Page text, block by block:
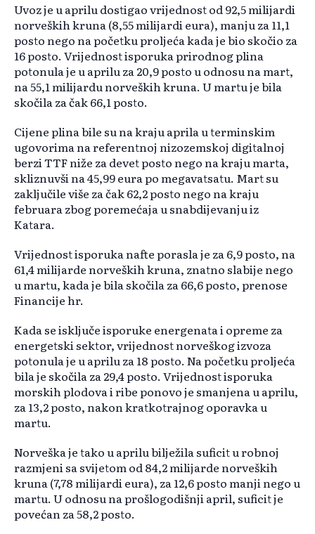
Uvoz je u aprilu dostigao vrijednost od 92,5 milijardi
norveških kruna (8,55 milijardi eura), manju za 11,1
posto nego na početku proljeća kada je bio skočio za
16 posto. Vrijednost isporuka prirodnog plina
potonula je u aprilu za 20,9 posto u odnosu na mart,
na 55,1 milijardu norveških kruna. U martu je bila
skočila za čak 66,1 posto.
Cijene plina bile su na kraju aprila u terminskim
ugovorima na referentnoj nizozemskoj digitalnoj
berzi TTF niže za devet posto nego na kraju marta,
skliznuvši na 45,99 eura po megavatsatu. Mart su
zaključile više za čak 62,2 posto nego na kraju
februara zbog poremećaja u snabdijevanju iz
Katara.
Vrijednost isporuka nafte porasla je za 6,9 posto, na
61,4 milijarde norveških kruna, znatno slabije nego
u martu, kada je bila skočila za 66,6 posto, prenose
Financije hr.
Kada se isključe isporuke energenata i opreme za
energetski sektor, vrijednost norveškog izvoza
potonula je u aprilu za 18 posto. Na početku proljeća
bila je skočila za 29,4 posto. Vrijednost isporuka
morskih plodova i ribe ponovo je smanjena u aprilu,
za 13,2 posto, nakon kratkotrajnog oporavka u
martu.
Norveška je tako u aprilu bilježila suficit u robnoj
razmjeni sa svijetom od 84,2 milijarde norveških
kruna (7,78 milijardi eura), za 12,6 posto manji nego u
martu. U odnosu na prošlogodišnji april, suficit je
povećan za 58,2 posto.